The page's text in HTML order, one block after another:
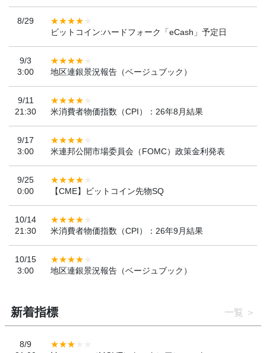
8/29
ビットコイン:ハードフォーク「eCash」予定日
9/3
3:00
地区連銀景況報告（ベージュブック）
9/11
21:30
米消費者物価指数（CPI）：26年8月結果
9/17
3:00
米連邦公開市場委員会（FOMC）政策金利発表
9/25
0:00
【CME】ビットコイン先物SQ
10/14
21:30
米消費者物価指数（CPI）：26年9月結果
10/15
3:00
地区連銀景況報告（ベージュブック）
新着指標 一覧
8/9